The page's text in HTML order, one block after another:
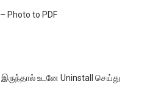
Photo to PDF
உடனே Uninstall செய்து